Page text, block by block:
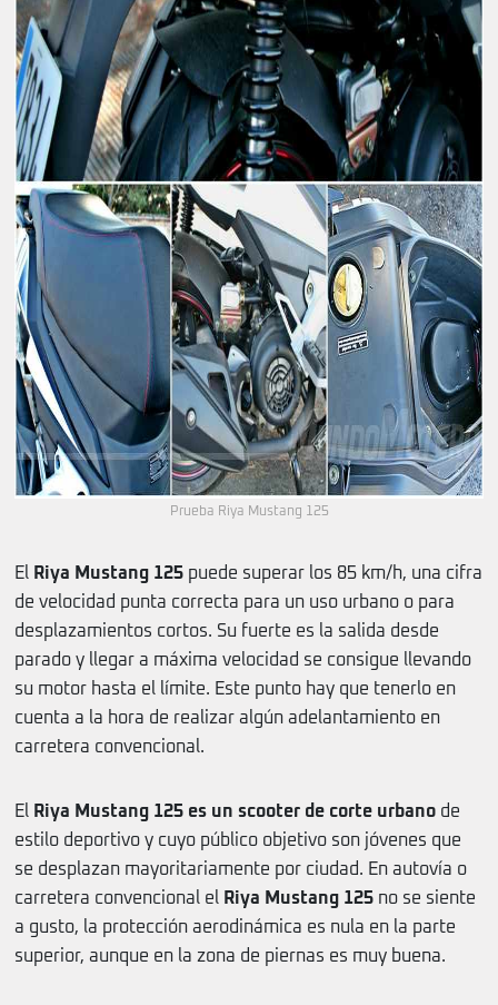
Prueba Riya Mustang 125
El Riya Mustang 125 puede superar los 85 km/h, una cifra
de velocidad punta correcta para un uso urbano o para
desplazamientos cortos. Su fuerte es la salida desde
parado y llegar a máxima velocidad se consigue llevando
su motor hasta el límite. Este punto hay que tenerlo en
cuenta a la hora de realizar algún adelantamiento en
carretera convencional.
El Riya Mustang 125 es un scooter de corte urbano de
estilo deportivo y cuyo público objetivo son jóvenes que
se desplazan mayoritariamente por ciudad. En autovía o
carretera convencional el Riya Mustang 125 no se siente
a gusto, la protección aerodinámica es nula en la parte
superior, aunque en la zona de piernas es muy buena.